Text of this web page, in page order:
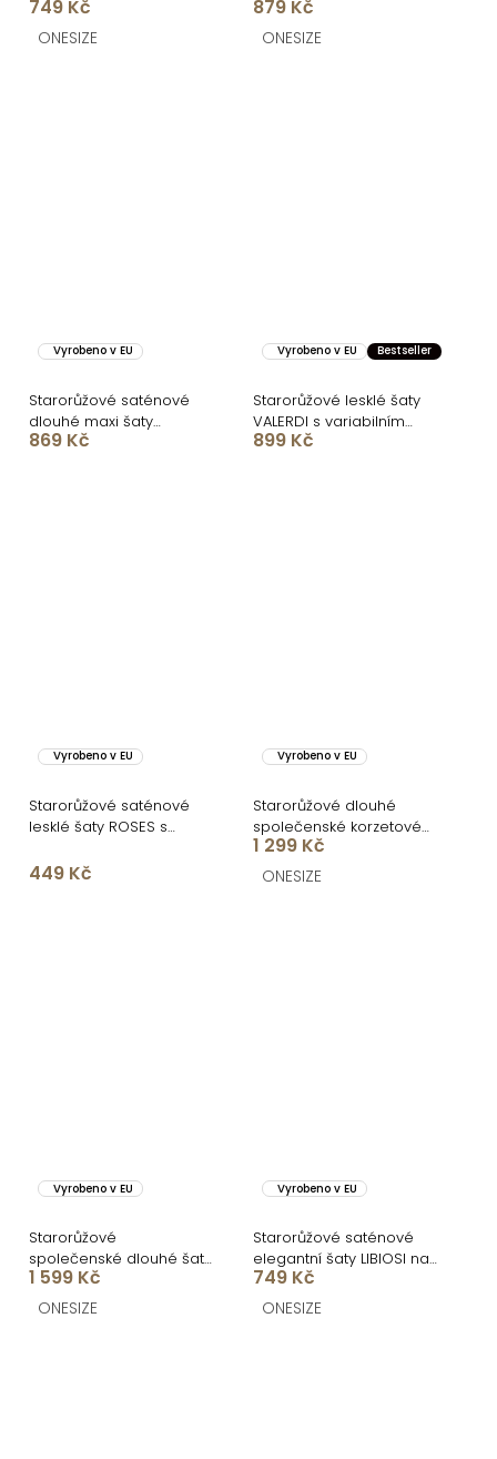
rukávem
749 Kč
ONESIZE
rozparkem
879 Kč
ONESIZE
Vyrobeno v EU
Starorůžové saténové
dlouhé maxi šaty
CORALLINE
869 Kč
Vyrobeno v EU Bestseller
Starorůžové lesklé šaty
VALERDI s variabilním
vázáním a rozparkem
899 Kč
Vyrobeno v EU
Starorůžové saténové
lesklé šaty ROSES s
449 Kč
Vyrobeno v EU
Starorůžové dlouhé
společenské korzetové
šaty KARLOT
1 299 Kč
ONESIZE
Vyrobeno v EU
Starorůžové
společenské dlouhé šaty
SYCHAEUS bez ramínek
1 599 Kč
ONESIZE
Vyrobeno v EU
Starorůžové saténové
elegantní šaty LIBIOSI na
jedno rameno
749 Kč
ONESIZE